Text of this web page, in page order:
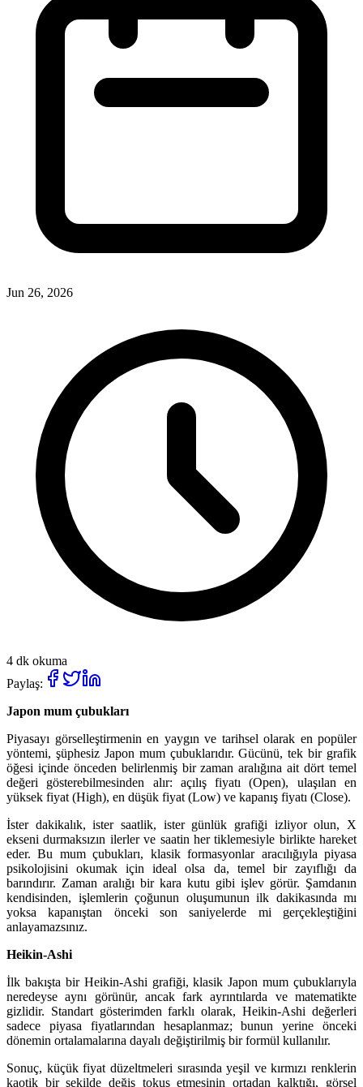
Jun 26, 2026
4 dk okuma
Paylaş:
Japon mum çubukları
Piyasayı görselleştirmenin en yaygın ve tarihsel olarak en popüler
yöntemi, şüphesiz Japon mum çubuklarıdır. Gücünü, tek bir grafik
öğesi içinde önceden belirlenmiş bir zaman aralığına ait dört temel
değeri gösterebilmesinden alır: açılış fiyatı (Open), ulaşılan en
yüksek fiyat (High), en düşük fiyat (Low) ve kapanış fiyatı (Close).
İster dakikalık, ister saatlik, ister günlük grafiği izliyor olun, X
ekseni durmaksızın ilerler ve saatin her tiklemesiyle birlikte hareket
eder. Bu mum çubukları, klasik formasyonlar aracılığıyla piyasa
psikolojisini okumak için ideal olsa da, temel bir zayıflığı da
barındırır. Zaman aralığı bir kara kutu gibi işlev görür. Şamdanın
kendisinden, işlemlerin çoğunun oluşumunun ilk dakikasında mı
yoksa kapanıştan önceki son saniyelerde mi gerçekleştiğini
anlayamazsınız.
Heikin-Ashi
İlk bakışta bir Heikin-Ashi grafiği, klasik Japon mum çubuklarıyla
neredeyse aynı görünür, ancak fark ayrıntılarda ve matematikte
gizlidir. Standart gösterimden farklı olarak, Heikin-Ashi değerleri
sadece piyasa fiyatlarından hesaplanmaz; bunun yerine önceki
dönemin ortalamalarına dayalı değiştirilmiş bir formül kullanılır.
Sonuç, küçük fiyat düzeltmeleri sırasında yeşil ve kırmızı renklerin
kaotik bir şekilde değiş tokuş etmesinin ortadan kalktığı, görsel